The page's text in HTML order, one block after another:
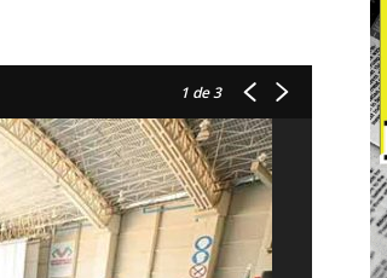
1 de 3